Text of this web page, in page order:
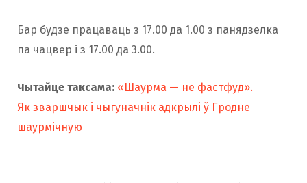
Бар будзе працаваць з 17.00 да 1.00 з панядзелка
па чацвер і з 17.00 да 3.00.
Чытайце таксама: «Шаурма — не фастфуд».
Як зваршчык і чыгуначнік адкрылі ў Гродне
шаурмічную